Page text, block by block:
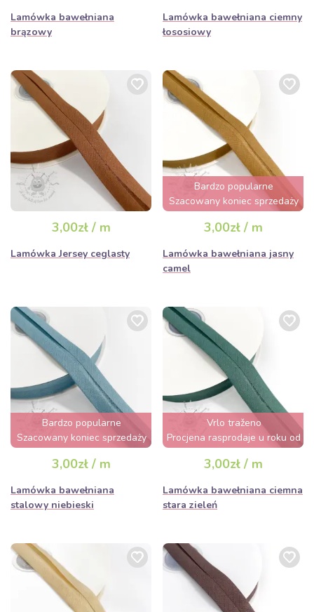
Lamówka bawełniana
brązowy
Lamówka bawełniana ciemny
łososiowy
3,00zł / m
Lamówka Jersey ceglasty
Bardzo popularne
Szacowany koniec sprzedaży
za 3 dni
3,00zł / m
Lamówka bawełniana jasny
camel
Bardzo popularne
Szacowany koniec sprzedaży
za 2 dni
3,00zł / m
Lamówka bawełniana
stalowy niebieski
Vrlo traženo
Procjena rasprodaje u roku od
nekoliko sati
3,00zł / m
Lamówka bawełniana ciemna
stara zieleń